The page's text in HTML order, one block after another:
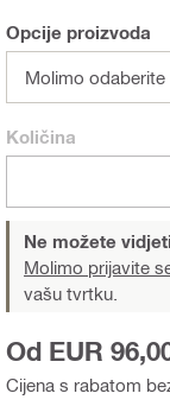
Opcije proizvoda
Molimo odaberite
Količina
Ne možete
Molimo prijavite
vašu tvrtku.
Cijena s rabatom
Od EUR